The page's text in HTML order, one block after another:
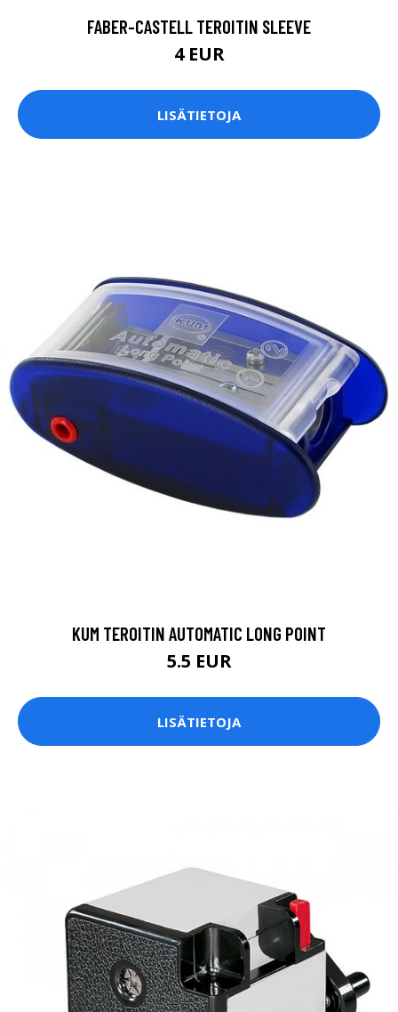
FABER-CASTELL TEROITIN SLEEVE
4 EUR
LISÄTIETOJA
KUM TEROITIN AUTOMATIC LONG POINT
5.5 EUR
LISÄTIETOJA